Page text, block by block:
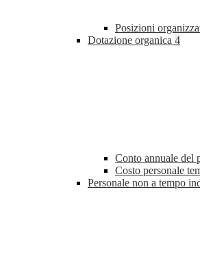
Posizioni
Dotazione organica 4
Conto annuale del
Costo personale
Personale non a tempo